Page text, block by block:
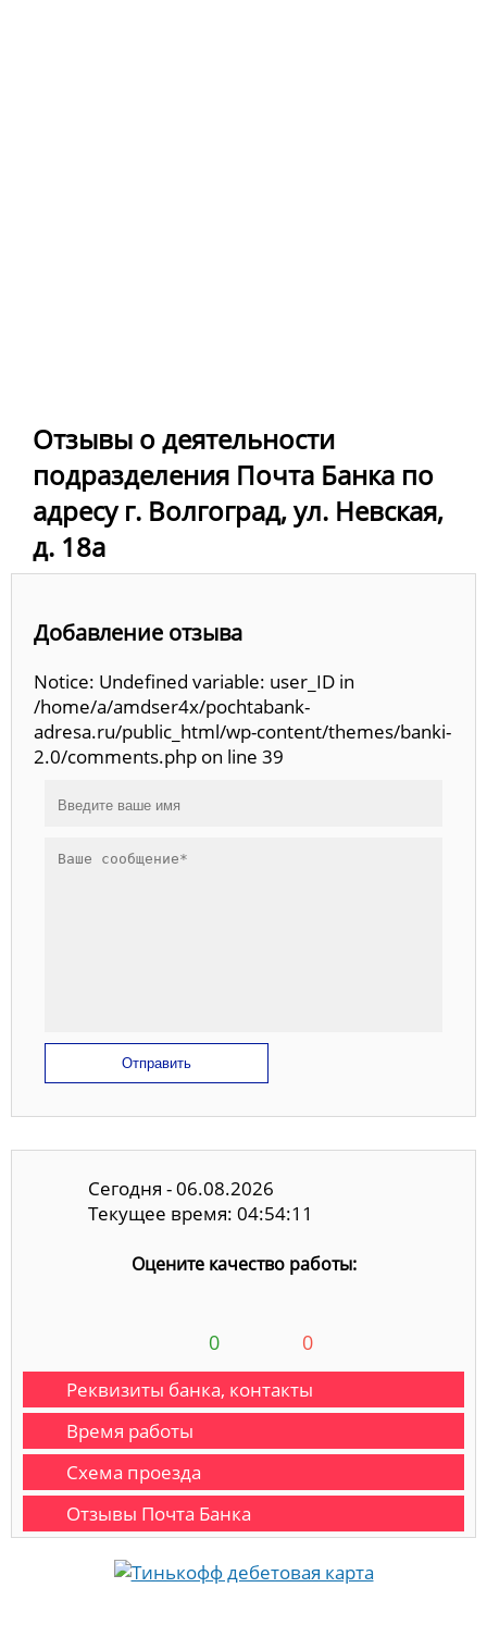
Отзывы о деятельности
подразделения Почта Банка по
адресу г. Волгоград, ул. Невская,
д. 18а
Добавление отзыва
Notice: Undefined variable: user_ID in
/home/a/amdser4x/pochtabank-
adresa.ru/public_html/wp-content/themes/banki-
2.0/comments.php on line 39
Отправить
Сегодня - 06.08.2026
Текущее время: 04:54:12
Оцените качество работы:
0 0
Реквизиты банка, контакты
Время работы
Схема проезда
Отзывы Почта Банка